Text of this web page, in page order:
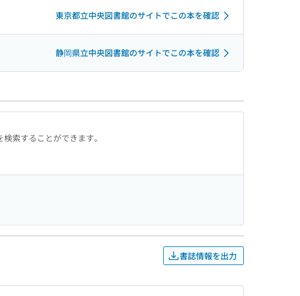
東京都立中央図書館のサイトでこの本を確認
静岡県立中央図書館のサイトでこの本を確認
索することができます。
書誌情報を出力